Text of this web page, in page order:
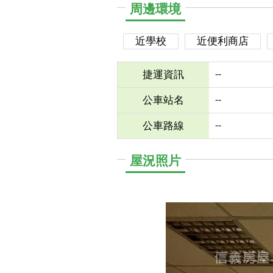
周邊環境
近學校 近便利商店
捷運資訊 --
公車站名 --
公車路線 --
屋況照片